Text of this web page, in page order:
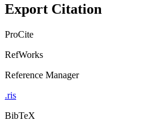
Export Citation
ProCite
RefWorks
Reference Manager
.ris
BibTeX